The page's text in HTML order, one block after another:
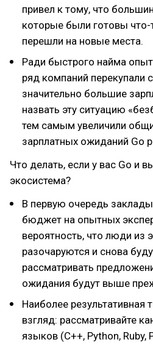
привел к тому, что
которые были готовы что-
перешли на новые места.
Ради быстрого найма
ряд компаний перекупали
значительно большие
назвать эту ситуацию
тем самым увеличили
зарплатных ожиданий Go
Что делать, если у вас Go и
экосистема?
В первую очередь
бюджет на опытных
вероятность, что люди из
разочаруются и снова
рассматривать
ожидания будут выше
Наиболее результативная
взгляд: рассматривайте
языков (С++, Python, Ruby,